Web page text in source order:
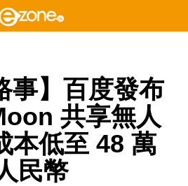
事】百度發布
共享無人
本低至 48 萬
民幣